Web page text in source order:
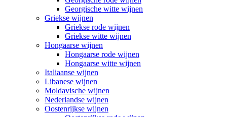
Georgische witte wijnen
Griekse wijnen
Griekse rode wijnen
Griekse witte wijnen
Hongaarse wijnen
Hongaarse rode wijnen
Hongaarse witte wijnen
Italiaanse wijnen
Libanese wijnen
Moldavische wijnen
Nederlandse wijnen
Oostenrijkse wijnen